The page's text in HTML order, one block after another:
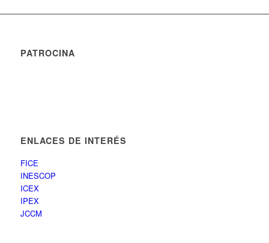
PATROCINA
ENLACES DE INTERÉS
FICE
INESCOP
ICEX
IPEX
JCCM